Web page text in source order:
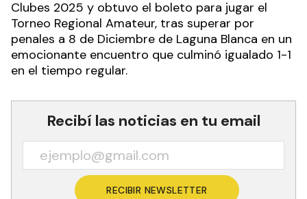
Clubes 2025 y obtuvo el boleto para jugar el
Torneo Regional Amateur, tras superar por
penales a 8 de Diciembre de Laguna Blanca en un
emocionante encuentro que culminó igualado 1-1
en el tiempo regular.
Recibí las noticias en tu email
RECIBIR NEWSLETTER